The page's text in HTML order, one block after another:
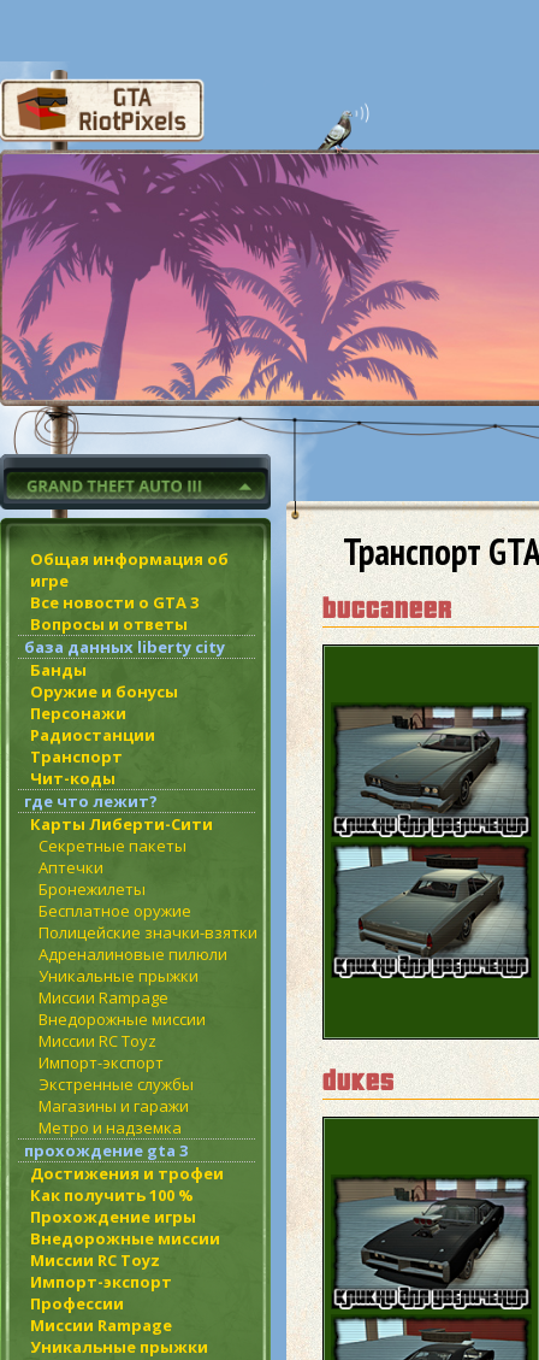
Общая информация об
игре
Все новости о GTA 3
Вопросы и ответы
база данных liberty city
Банды
Оружие и бонусы
Персонажи
Радиостанции
Транспорт
Чит-коды
где что лежит?
Карты Либерти-Сити
Секретные пакеты
Аптечки
Бронежилеты
Бесплатное оружие
Полицейские значки-взятки
Адреналиновые пилюли
Уникальные прыжки
Миссии Rampage
Внедорожные миссии
Миссии RC Toyz
Импорт-экспорт
Экстренные службы
Магазины и гаражи
Метро и надземка
прохождение gta 3
Достижения и трофеи
Как получить 100 %
Прохождение игры
Внедорожные миссии
Миссии RC Toyz
Импорт-экспорт
Профессии
Миссии Rampage
Уникальные прыжки
Транспорт
buccaneer
dukes